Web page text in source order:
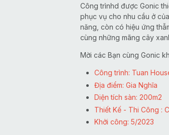
Công trìnhd được Gonic
phục vụ cho nhu cầu ở
năng, còn có hiệu ứng
cùng những mãng cây
Mời các Bạn cùng Gonic
Công trình: Tuan
Địa điểm: Gia Nghĩa
Diện tích sàn: 200m2
Thiết Kế - Thi Công :
Khởi công: 5/2023